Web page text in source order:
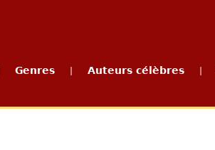
Genres Auteurs célèbres